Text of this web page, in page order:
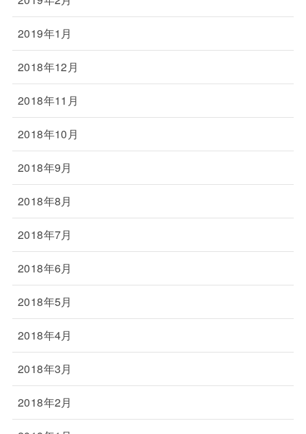
2019年1月
2018年12月
2018年11月
2018年10月
2018年9月
2018年8月
2018年7月
2018年6月
2018年5月
2018年4月
2018年3月
2018年2月